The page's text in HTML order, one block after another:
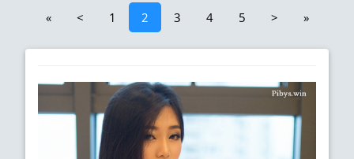
« < 1 2 3 4 5 > »